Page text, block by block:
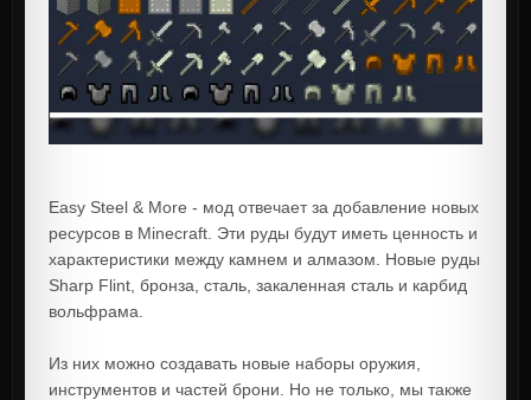
Easy Steel & More - мод отвечает за добавление новых
ресурсов в Minecraft. Эти руды будут иметь ценность и
характеристики между камнем и алмазом. Новые руды
Sharp Flint, бронза, сталь, закаленная сталь и карбид
вольфрама.
Из них можно создавать новые наборы оружия,
инструментов и частей брони. Но не только, мы также